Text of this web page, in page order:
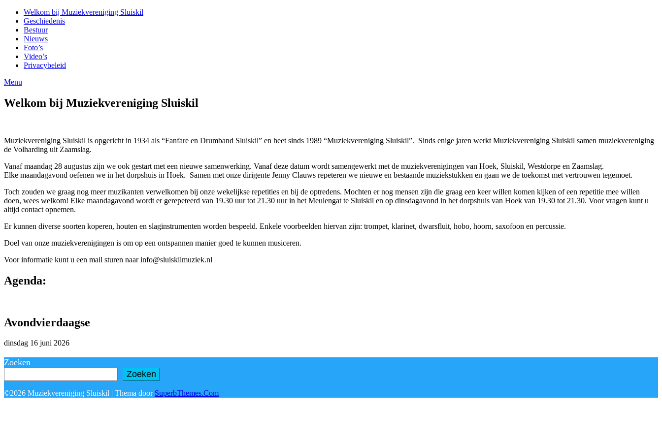
naar
inhoud
Muziekvereniging
Sluiskil
Welkom bij Muziekvereniging Sluiskil
Geschiedenis
Bestuur
Nieuws
Foto’s
Video’s
Privacybeleid
Menu
Welkom bij Muziekvereniging Sluiskil
Muziekvereniging Sluiskil is opgericht in 1934 als “Fanfare en Drumband Sluiskil” en heet sinds 1989 “Muziekvereniging Sluiskil”. Sinds enige jaren werkt Muziekvereniging Sluiskil samen muziekvereniging
de Volharding uit Zaamslag.
Vanaf maandag 28 augustus zijn we ook gestart met een nieuwe samenwerking. Vanaf deze datum wordt samengewerkt met de muziekverenigingen van Hoek, Sluiskil, Westdorpe en Zaamslag.
Elke maandagavond oefenen we in het dorpshuis in Hoek. Samen met onze dirigente Jenny Clauws repeteren we nieuwe en bestaande muziekstukken en gaan we de toekomst met vertrouwen tegemoet.
Toch zouden we graag nog meer muzikanten verwelkomen bij onze wekelijkse repetities en bij de optredens. Mochten er nog mensen zijn die graag een keer willen komen kijken of een repetitie mee willen
doen, wees welkom! Elke maandagavond wordt er gerepeteerd van 19.30 uur tot 21.30 uur in het Meulengat te Sluiskil en op dinsdagavond in het dorpshuis van Hoek van 19.30 tot 21.30. Voor vragen kunt u
altijd contact opnemen.
Er kunnen diverse soorten koperen, houten en slaginstrumenten worden bespeeld. Enkele voorbeelden hiervan zijn: trompet, klarinet, dwarsfluit, hobo, hoorn, saxofoon en percussie.
Doel van onze muziekverenigingen is om op een ontspannen manier goed te kunnen musiceren.
Voor informatie kunt u een mail sturen naar info@sluiskilmuziek.nl
Agenda:
Avondvierdaagse
dinsdag 16 juni 2026
Zoeken
Zoeken
©2026 Muziekvereniging Sluiskil | Thema door SuperbThemes.Com